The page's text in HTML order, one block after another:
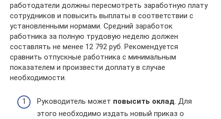
работодатели должны пересмотреть заработную плату
сотрудников и повысить выплаты в соответствии с
установленными нормами. Средний заработок
работника за полную трудовую неделю должен
составлять не менее 12 792 руб. Рекомендуется
сравнить отпускные работника с минимальным
показателем и произвести доплату в случае
необходимости.
Руководитель может повысить оклад. Для
этого необходимо издать новый приказ о